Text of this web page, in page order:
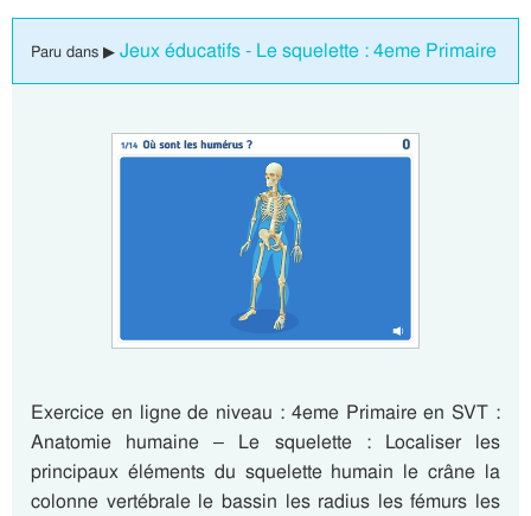
Paru dans ▶ Jeux éducatifs - Le squelette : 4eme Primaire
Exercice en ligne de niveau : 4eme Primaire en SVT :
Anatomie humaine – Le squelette : Localiser les
principaux éléments du squelette humain le crâne la
colonne vertébrale le bassin les radius les fémurs les